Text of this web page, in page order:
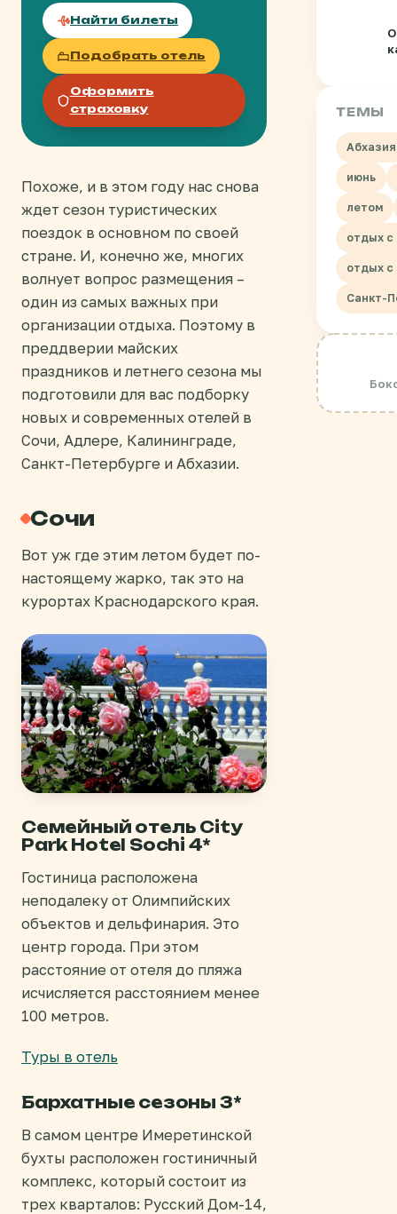
Найти билеты
Подобрать отель
Оформить
страховку
Похоже, и в этом году нас снова
ждет сезон туристических
поездок в основном по своей
стране. И, конечно же, многих
волнует вопрос размещения –
один из самых важных при
организации отдыха. Поэтому в
преддверии майских
праздников и летнего сезона мы
подготовили для вас подборку
новых и современных отелей в
Сочи, Адлере, Калининграде,
Санкт-Петербурге и Абхазии.
Сочи
Вот уж где этим летом будет по-
настоящему жарко, так это на
курортах Краснодарского края.
Семейный отель City
Park Hotel Sochi 4*
Гостиница расположена
неподалеку от Олимпийских
объектов и дельфинария. Это
центр города. При этом
расстояние от отеля до пляжа
исчисляется расстоянием менее
100 метров.
Туры в отель
Бархатные сезоны 3*
В самом центре Имеретинской
бухты расположен гостиничный
комплекс, который состоит из
трех кварталов: Русский Дом-14,
ТЕМЫ
Абхазия
июнь
летом
отдых с
отдых с
Санкт-